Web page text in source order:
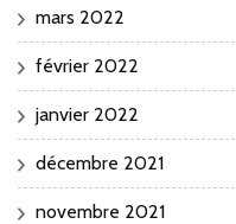
mars 2022
février 2022
janvier 2022
décembre 2021
novembre 2021